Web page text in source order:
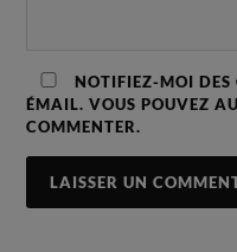
NOTIFIEZ-MOI
ÉMAIL. VOUS POUVEZ
COMMENTER.